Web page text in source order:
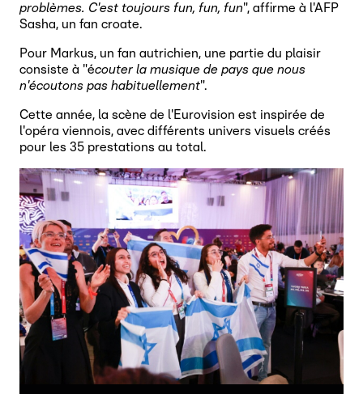
problèmes. C'est toujours fun, fun, fun", affirme à l'AFP
Sasha, un fan croate.
Pour Markus, un fan autrichien, une partie du plaisir
consiste à "écouter la musique de pays que nous
n'écoutons pas habituellement".
Cette année, la scène de l'Eurovision est inspirée de
l'opéra viennois, avec différents univers visuels créés
pour les 35 prestations au total.